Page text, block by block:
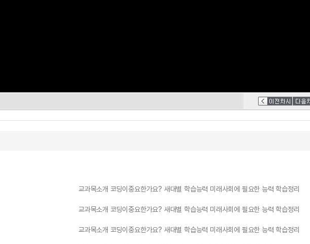
교과목소개 코딩이중요한가요? 새대별 학습능력 미래사회에 필요한 능력 학습정리
교과목소개 코딩이중요한가요? 새대별 학습능력 미래사회에 필요한 능력 학습정리
교과목소개 코딩이중요한가요? 새대별 학습능력 미래사회에 필요한 능력 학습정리